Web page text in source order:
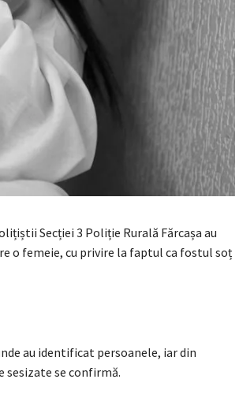
Secției 3 Poliție Rurală Fărcașa au
o femeie, cu privire la faptul ca fostul soț
au identificat persoanele, iar din
se confirmă.